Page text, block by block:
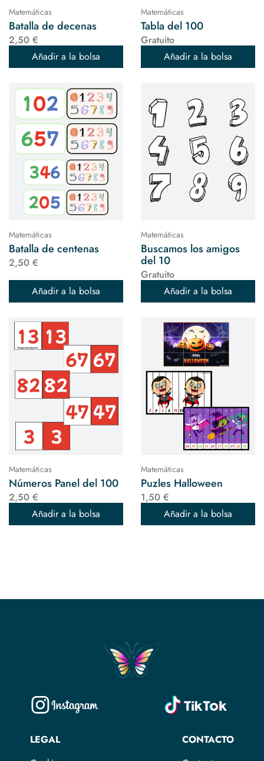
Matemáticas
Batalla de decenas
2,50 €
Añadir a la bolsa
Matemáticas
Tabla del 100
Gratuito
Añadir a la bolsa
Matemáticas
Batalla de centenas
2,50 €
Añadir a la bolsa
Matemáticas
Buscamos los amigos
del 10
Gratuito
Añadir a la bolsa
Matemáticas
Números Panel del 100
2,50 €
Añadir a la bolsa
Matemáticas
Puzles Halloween
1,50 €
Añadir a la bolsa
LEGAL
CONTACTO